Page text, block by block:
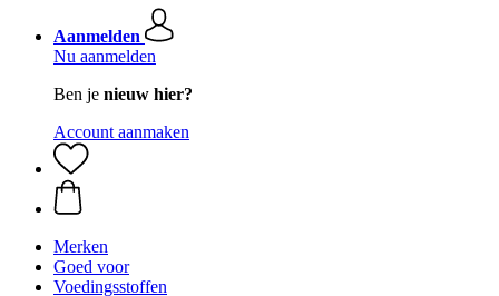
Aanmelden
Nu aanmelden
Ben je nieuw hier?
Account aanmaken
Merken
Goed voor
Voedingsstoffen